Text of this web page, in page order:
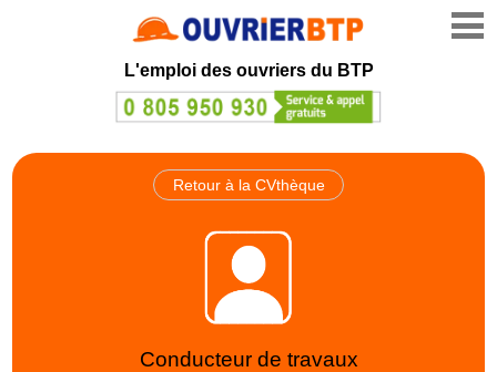
L'emploi des ouvriers du BTP
Retour à la CVthèque
Conducteur de travaux